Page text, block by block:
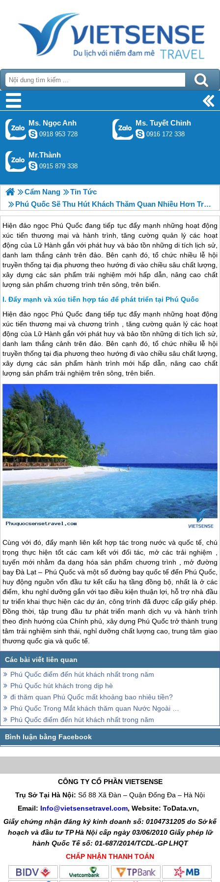
Ms. Ngọc Anh
0918 953 728
Ms. Tuyết Chinh
0916 172 338
Mr.Thành
0915 879 338
Cẩm Nang
Tin Tức
Phú Quốc Sẽ Thu Hút Khách Thăm Quan Nhiều Hơn Trong Năm Tới
Hiện đảo ngọc Phú Quốc đang tiếp tục đẩy mạnh những hoạt động
xúc tiến thương mại và hành trình, tăng cường quản lý các hoạt
động của Lữ Hành gắn với phát huy và bảo tồn những di tích lịch sử,
danh lam thắng cảnh trên đảo. Bên cạnh đó, tổ chức nhiều lễ hội
truyền thống tại địa phương theo hướng đi vào chiều sâu chất lượng,
xây dựng các sản phẩm trải nghiệm mới hấp dẫn, nâng cao chất
lượng sản phẩm chương trình trên sông, trên biển.
Đẩy mạnh và xúc tiến hợp tác để phát triển tại Phú Quốc
Hiện đảo ngọc Phú Quốc đang tiếp tục đẩy mạnh những hoạt động
xúc tiến thương mại và chương trình , tăng cường quản lý các hoạt
động của Lữ Hành gắn với phát huy và bảo tồn những di tích lịch sử,
danh lam thắng cảnh trên đảo. Bên cạnh đó, tổ chức nhiều lễ hội
truyền thống tại địa phương theo hướng đi vào chiều sâu chất lượng,
xây dựng các sản phẩm hành trình mới hấp dẫn, nâng cao chất
lượng sản phẩm trải nghiệm trên sông, trên biển.
Cùng với đó, đẩy mạnh liên kết hợp tác trong nước và quốc tế, chú
trọng thực hiện tốt các cam kết với đối tác, mở các trải nghiệm ,
tuyến mới nhằm đa dạng hóa sản phẩm chương trình , mở đường
bay Đà Lạt – Phú Quốcvà một số đường bay quốc tế đến Phú Quốc,
huy động nguồn vốn đầu tư kết cấu hạ tầng đồng bộ, nhất là ở các
điểm, khu nghỉ dưỡng gắn với tạo điều kiện thuận lợi, hỗ trợ nhà đầu
tư triển khai thực hiện các dự án, công trình đã được cấp giấy phép.
Đồng thời, tập trung đầu tư phát triển mạnh dịch vụ và hành trình
theo định hướng của Chính phủ, xây dựng Phú Quốc trở thành trung
tâm trải nghiệm sinh thái, nghỉ dưỡng chất lượng cao, trung tâm giao
thương quốc gia và quốc tế.
Phú Quốc điểm đến hút khách nhất trong năm
Phú Quốc hút khách trong dịp hè
đi thăm quan Phú Quốc mất khoảng bao nhiêu tiền?
Phú Quốc Trong Mắt khách thăm quan Nước Ngoài Thế Nào ?
Phú Quốc điểm đến hút khách nhất trong năm
CÔNG TY CỔ PHẦN VIETSENSE
Trụ Sở Tại Hà Nội: Số 88 Xã Đàn – Quận Đống Đa – Hà Nội
Email: Info@vietsensetravel.com, Website: ToData.vn,
Giấy chứng nhận đăng ký kinh doanh số: 0104731205 do Sở kế
hoạch và đầu tư TP Hà Nội cấp ngày 03/06/2010 Giấy phép lữ
hành Quốc Tế số: 01-687/2014/TCDL-GP LHQT
CHẤP NHẬN THANH TOÁN